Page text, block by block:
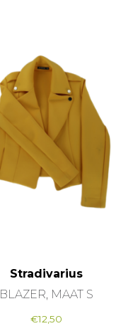
Stradivarius
BLAZER, MAAT S
€12,50